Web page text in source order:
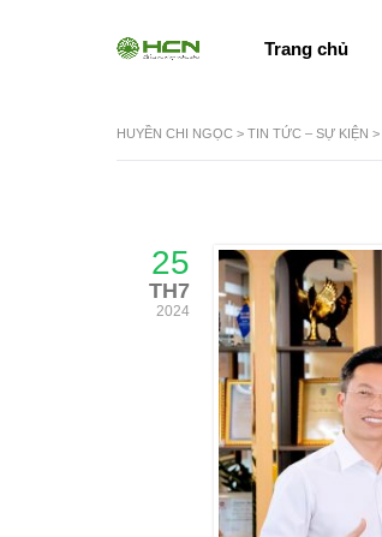
Trang chủ
HUYỀN CHI NGỌC > TIN TỨC – SỰ KIỆN >
25
TH7
2024